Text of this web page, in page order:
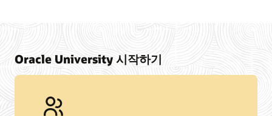
Oracle University 시작하기